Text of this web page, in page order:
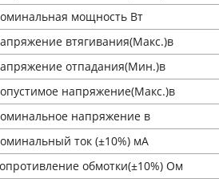
мощность Вт
втягивания(Макс.)в
отпадания(Мин.)в
напряжение(Макс.)в
напряжение в
ток (±10%) мA
обмотки(±10%) Ом